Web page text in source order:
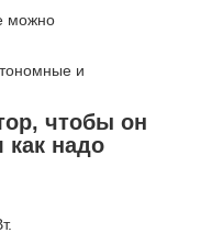
можно
и
чтобы он
как надо